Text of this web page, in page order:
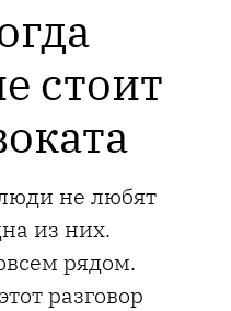
стоит
не любят
из них.
рядом.
разговор